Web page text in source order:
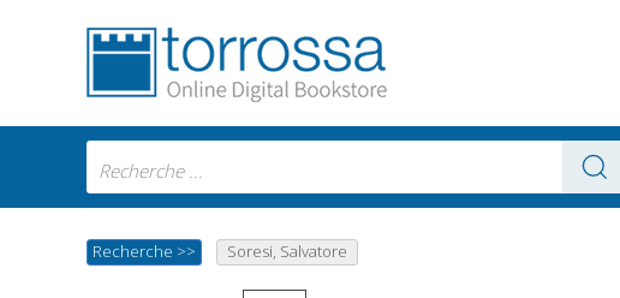
Recherche >> Soresi, Salvatore